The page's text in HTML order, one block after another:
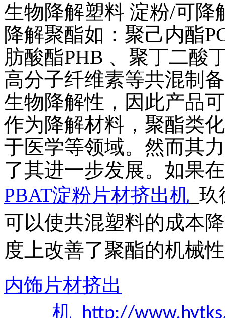
生物降解塑料 淀粉/可降
降解聚酯如：聚己内酯
肪酸酯PHB 、聚丁二酸
高分子纤维素等共混制
生物降解性，因此产品
作为降解材料，聚酯类
于医学等领域。然而其
了其进一步发展。如果
PBAT淀粉片材挤出机 _
可以使共混塑料的成本
度上改善了聚酯的机械
内饰片材挤出
机